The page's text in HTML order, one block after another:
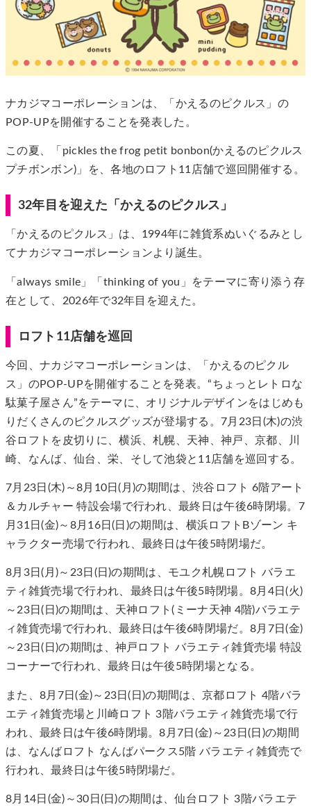
ナカジマコーポレーションは、「かえるのピクルス」の
POP-UPを開催することを発表した。
この夏、「pickles the frog petit bonbon(かえるのピクルス
プチボンボン)」を、各地のロフト11店舗で巡回開催する。
32年目を迎えた「かえるのピクルス」
「かえるのピクルス」は、1994年に雑貨系ぬいぐるみとし
てナカジマコーポレーションより誕生。
「always smile」「thinking of you」をテーマに寄り添う存
在として、2026年で32年目を迎えた。
ロフト11店舗を巡回
今回、ナカジマコーポレーションは、「かえるのピクル
ス」のPOP-UPを開催することを発表。“ちょっとレトロな
駄菓子屋さん”をテーマに、オリジナルデザインをはじめも
りだくさんのピクルスグッズが登場する。7月23日(木)の渋
谷ロフトを皮切りに、横浜、札幌、天神、神戸、京都、川
崎、なんば、仙台、栄、そして池袋と11店舗を巡回する。
7月23日(木)～8月10日(月)の期間は、渋谷ロフト 6階アート
＆カルチャー 特設会場で行われ、最終日は午後6時閉場。7
月31日(金)～8月16日(日)の期間は、横浜ロフトBゾーン キ
ャラクター売場で行われ、最終日は午後5時閉場だ。
8月3日(月)～23日(日)の期間は、モユク札幌ロフト バラエ
ティ雑貨売場で行われ、最終日は午後5時閉場。8月4日(火)
～23日(日)の期間は、天神ロフト(ミーナ天神 4階)バラエテ
ィ雑貨売場で行われ、最終日は午後6時閉場だ。8月7日(金)
～23日(日)の期間は、神戸ロフト バラエティ雑貨売場 特設
コーナーで行われ、最終日は午後5時閉場となる。
また、8月7日(金)～23日(日)の期間は、京都ロフト 4階バラ
エティ雑貨売場と川崎ロフト 3階バラエティ雑貨売場で行
われ、最終日は午後6時閉場。8月7日(金)～23日(日)の期間
は、なんばロフト なんばパークス5階 バラエティ雑貨売で
行われ、最終日は午後5時閉場だ。
8月14日(金)～30日(日)の期間は、仙台ロフト 3階バラエテ